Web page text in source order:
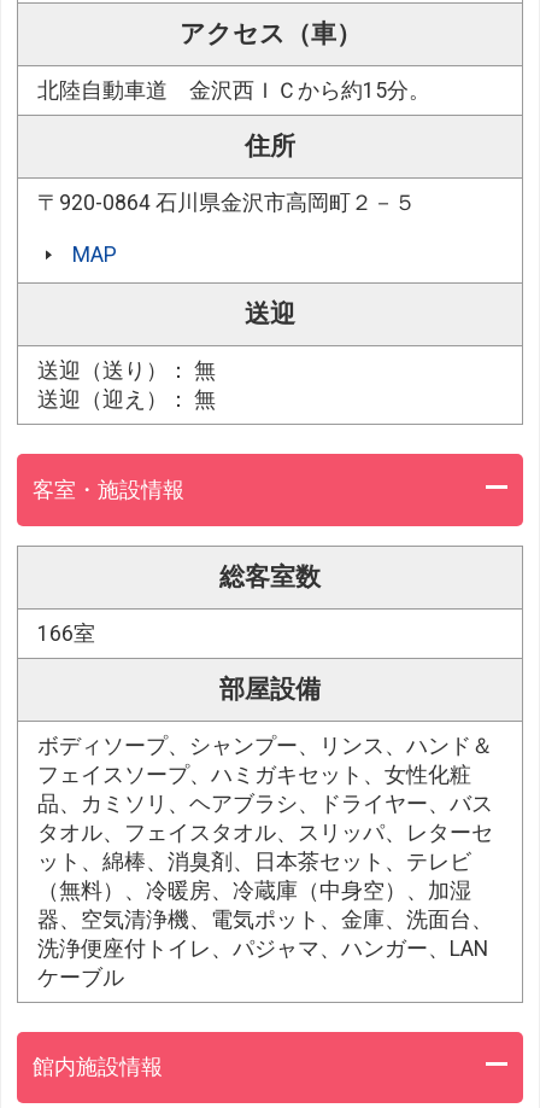
アクセス（車）
北陸自動車道 金沢西ＩＣから約15分。
住所
〒920-0864 石川県金沢市高岡町２－５
MAP
送迎
送迎（送り）： 無
送迎（迎え）： 無
客室・施設情報
総客室数
166室
部屋設備
ボディソープ、シャンプー、リンス、ハンド＆
フェイスソープ、ハミガキセット、女性化粧
品、カミソリ、ヘアブラシ、ドライヤー、バス
タオル、フェイスタオル、スリッパ、レターセ
ット、綿棒、消臭剤、日本茶セット、テレビ
（無料）、冷暖房、冷蔵庫（中身空）、加湿
器、空気清浄機、電気ポット、金庫、洗面台、
洗浄便座付トイレ、パジャマ、ハンガー、LAN
ケーブル
館内施設情報